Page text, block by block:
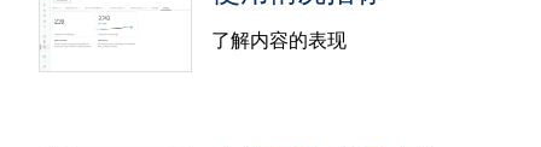
中发布过，现在在 Tableau Server 2023.1 中也可使
用。
段语义，它提供了一种可扩展的自动化方式来将图像
资产引入 Tableau。Tableau 现在可以将图像动态映
射到数据中的链接，并将它们编码为可导出的行或列
了解内容的表现